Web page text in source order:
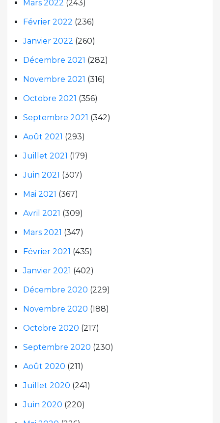
Mars 2022 (243)
Février 2022 (236)
Janvier 2022 (260)
Décembre 2021 (282)
Novembre 2021 (316)
Octobre 2021 (356)
Septembre 2021 (342)
Août 2021 (293)
Juillet 2021 (179)
Juin 2021 (307)
Mai 2021 (367)
Avril 2021 (309)
Mars 2021 (347)
Février 2021 (435)
Janvier 2021 (402)
Décembre 2020 (229)
Novembre 2020 (188)
Octobre 2020 (217)
Septembre 2020 (230)
Août 2020 (211)
Juillet 2020 (241)
Juin 2020 (220)